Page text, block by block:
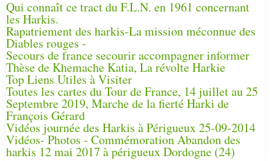
Qui connaît ce tract du F.L.N. en 1961 concernant
les Harkis.
Rapatriement des harkis-La mission méconnue des
Diables rouges -
Secours de france secourir accompagner informer
Thèse de Khemache Katia, La révolte Harkie
Top Liens Utiles à Visiter
Toutes les cartes du Tour de France, 14 juillet au 25
Septembre 2019, Marche de la fierté Harki de
François Gérard
Vidéos journée des Harkis à Périgueux 25-09-2014
Vidéos- Photos - Commémoration Abandon des
harkis 12 mai 2017 à périgueux Dordogne (24)